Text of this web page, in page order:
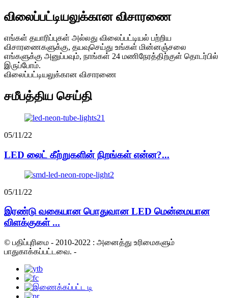
விலைப்பட்டியலுக்கான விசாரணை
எங்கள் தயாரிப்புகள் அல்லது விலைப்பட்டியல் பற்றிய
விசாரணைகளுக்கு, தயவுசெய்து உங்கள் மின்னஞ்சலை
எங்களுக்கு அனுப்பவும், நாங்கள் 24 மணிநேரத்திற்குள் தொடர்பில்
இருப்போம்.
விலைப்பட்டியலுக்கான விசாரணை
சமீபத்திய செய்தி
05/11/22
LED லைட் கீற்றுகளின் நிறங்கள் என்ன?...
05/11/22
இரண்டு வகையான பொதுவான LED மென்மையான
விளக்குகள் ...
© பதிப்புரிமை - 2010-2022 : அனைத்து உரிமைகளும்
பாதுகாக்கப்பட்டவை. -